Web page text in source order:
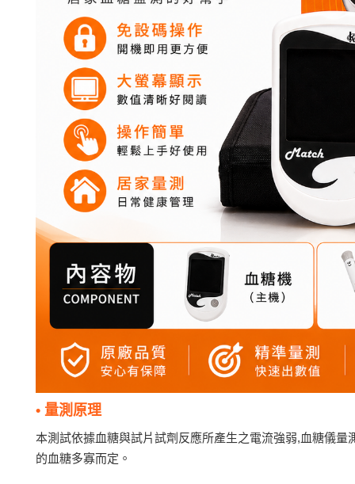
• 量測原理
本測試依據血糖與試片試劑反應所產生之電流強弱,血糖儀
的血糖多寡而定。